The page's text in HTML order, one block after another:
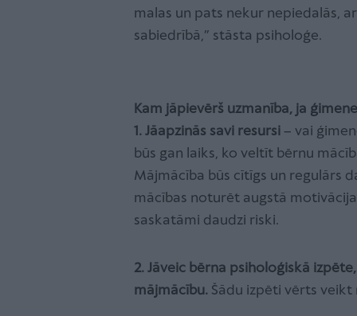
malas un pats nekur nepiedalās,
sabiedrībā,” stāsta psiholoģe.
Kam jāpievērš uzmanība, ja
1. Jāapzinās savi resursi – vai
būs gan laiks, ko veltīt bērnu
Mājmācība būs cītīgs un regulārs
mācības noturēt augstā
saskatāmi daudzi riski.
2. Jāveic bērna psiholoģiskā
mājmācību. Šādu izpēti vērts